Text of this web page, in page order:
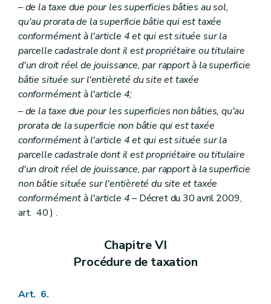
– de la taxe due pour les superficies bâties au sol,
qu'au prorata de la superficie bâtie qui est taxée
conformément à l'article 4 et qui est située sur la
parcelle cadastrale dont il est propriétaire ou titulaire
d'un droit réel de jouissance, par rapport à la superficie
bâtie située sur l'entièreté du site et taxée
conformément à l'article 4;
– de la taxe due pour les superficies non bâties, qu'au
prorata de la superficie non bâtie qui est taxée
conformément à l'article 4 et qui est située sur la
parcelle cadastrale dont il est propriétaire ou titulaire
d'un droit réel de jouissance, par rapport à la superficie
non bâtie située sur l'entièreté du site et taxée
conformément à l'article 4– Décret du 30 avril 2009,
art. 40 ) .
Chapitre VI
Procédure de taxation
Art. 6.